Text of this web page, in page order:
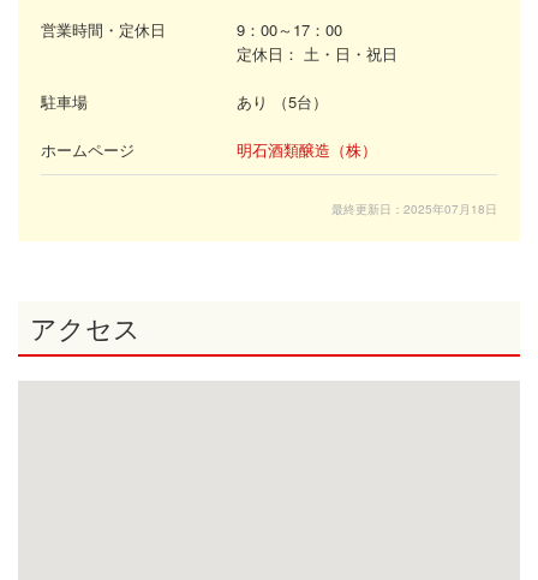
営業時間・定休日 9 ： 00～17 ： 00
定休日： 土・日・祝日
駐車場 あり （5台）
ホームページ 明石酒類醸造（株）
最終更新日：2025年07月18日
アクセス